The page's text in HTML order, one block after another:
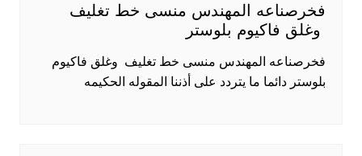
فخرصناعه المهندس منسى خط تغليف
وغلق فاكيوم بلوستر
فخرصناعه المهندس منسى خط تغليف وغلق فاكيوم
بلوستر دائما ما يتردد على أذننا المقوله الحكيمه